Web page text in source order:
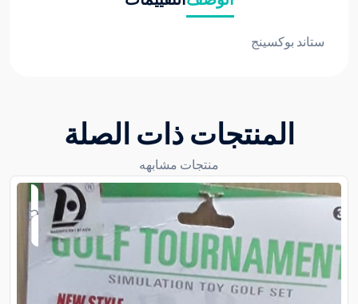
ستاند بوكسينج
المنتجات ذات الصلة
منتجات مشابهه